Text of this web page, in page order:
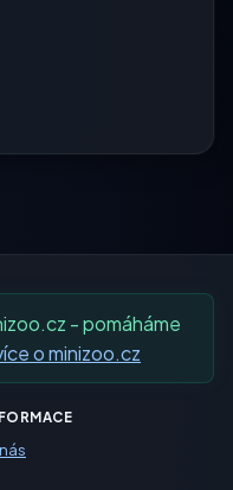
- pomáháme
o minizoo.cz